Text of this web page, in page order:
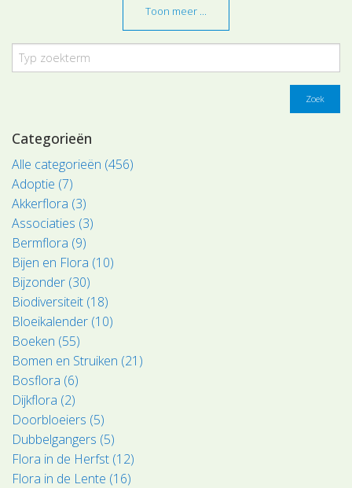
Toon meer ...
Zoek
Categorieën
Alle categorieën (456)
Adoptie (7)
Akkerflora (3)
Associaties (3)
Bermflora (9)
Bijen en Flora (10)
Bijzonder (30)
Biodiversiteit (18)
Bloeikalender (10)
Boeken (55)
Bomen en Struiken (21)
Bosflora (6)
Dijkflora (2)
Doorbloeiers (5)
Dubbelgangers (5)
Flora in de Herfst (12)
Flora in de Lente (16)